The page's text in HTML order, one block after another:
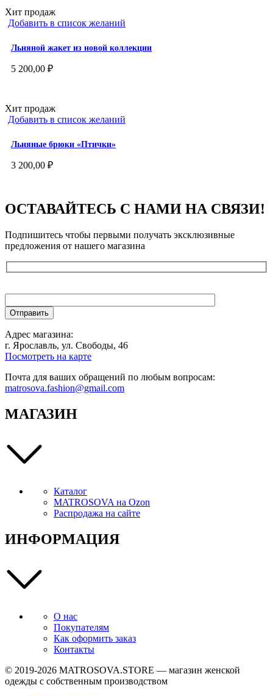
Хит продаж
Добавить в список желаний
Льняной жакет из новой коллекции
5 200,00 ₽
Хит продаж
Добавить в список желаний
Льняные брюки «Птички»
3 200,00 ₽
ОСТАВАЙТЕСЬ С НАМИ НА СВЯЗИ!
Подпишитесь чтобы первыми получать эксклюзивные
предложения от нашего магазина
Адрес магазина:
г. Ярославль, ул. Свободы, 46
Посмотреть на карте
Почта для ваших обращений по любым вопросам:
matrosova.fashion@gmail.com
МАГАЗИН
Каталог
MATROSOVA на Ozon
Распродажа на сайте
ИНФОРМАЦИЯ
О нас
Покупателям
Как оформить заказ
Контакты
© 2019-2026 MATROSOVA.STORE — магазин женской
одежды с собственным производством